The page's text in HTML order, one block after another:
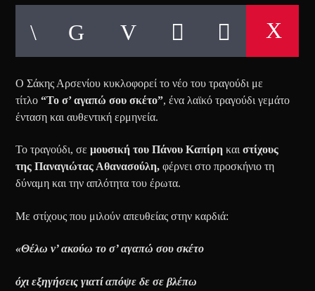
Ο Σάκης Αρσενίου κυκλοφορεί το νέο του τραγούδι με
τίτλο“Το σ’ αγαπώ σου σκέτο”, ένα λαϊκό τραγούδι γεμάτο
ένταση και αυθεντική ερμηνεία.
Το τραγούδι, σεμουσική του Πάνου Καπίρη καιστίχους
τηςΠαναγιώτας Αθανασούλη, φέρνει στο προσκήνιο τη
δύναμη και την απλότητα του έρωτα.
Με στίχους που μιλούν απευθείας στην καρδιά:
«Θέλω ν’ ακούω το σ’ αγαπώ σου σκέτο
όχι εξηγήσεις γιατί απόψε δε σε βλέπω